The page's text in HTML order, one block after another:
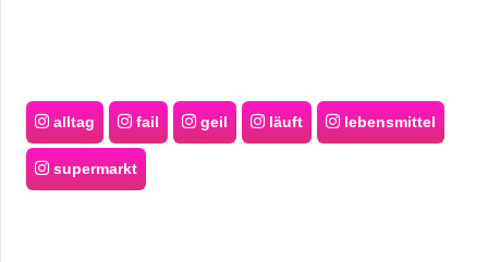
alltag fail geil läuft lebensmittel
supermarkt